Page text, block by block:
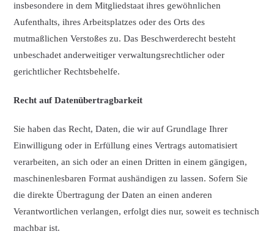
insbesondere in dem Mitgliedstaat ihres gewöhnlichen
Aufenthalts, ihres Arbeitsplatzes oder des Orts des
mutmaßlichen Verstoßes zu. Das Beschwerderecht besteht
unbeschadet anderweitiger verwaltungsrechtlicher oder
gerichtlicher Rechtsbehelfe.
Recht auf Datenübertragbarkeit
Sie haben das Recht, Daten, die wir auf Grundlage Ihrer
Einwilligung oder in Erfüllung eines Vertrags automatisiert
verarbeiten, an sich oder an einen Dritten in einem gängigen,
maschinenlesbaren Format aushändigen zu lassen. Sofern Sie
die direkte Übertragung der Daten an einen anderen
Verantwortlichen verlangen, erfolgt dies nur, soweit es technisch
machbar ist.